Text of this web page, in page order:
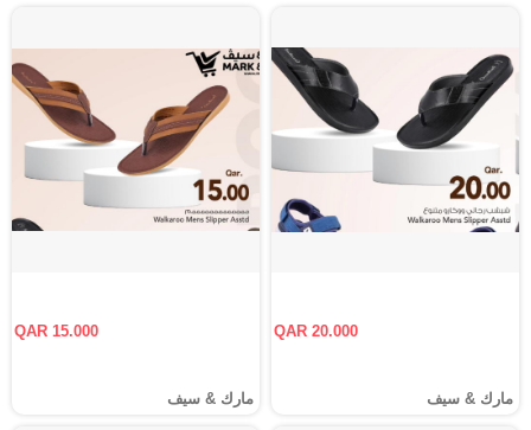
QAR 20.000
مارك & سيف
QAR 15.000
مارك & سيف